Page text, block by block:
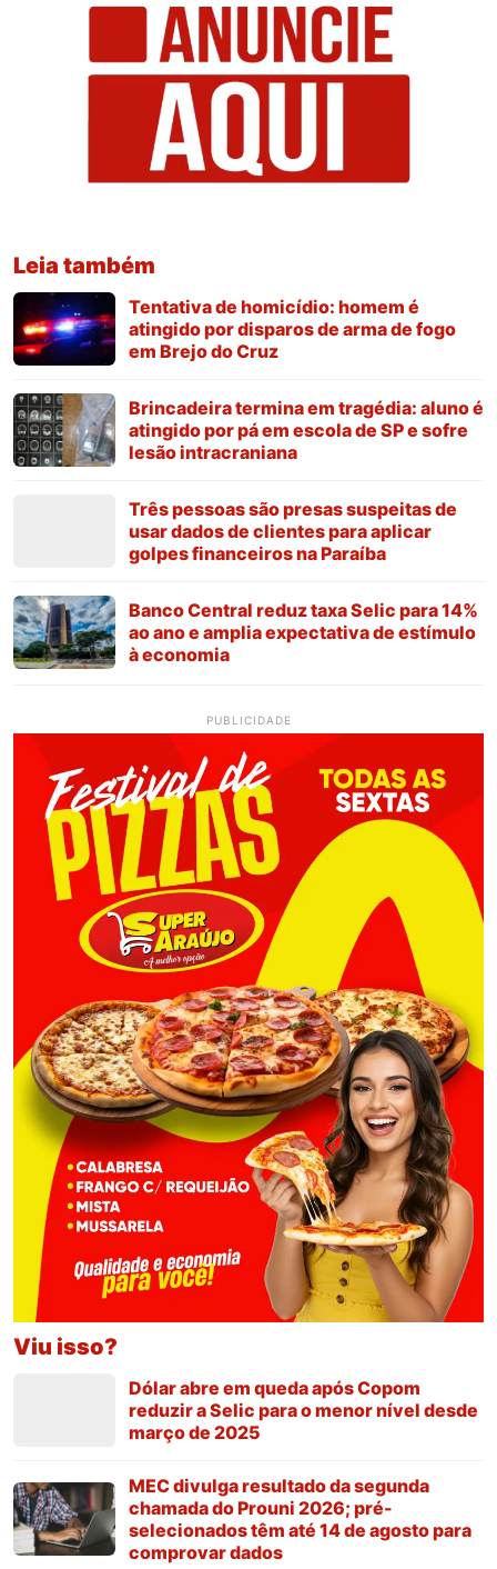
Leia também
Tentativa de homicídio: homem é
atingido por disparos de arma de fogo
em Brejo do Cruz
Brincadeira termina em tragédia: aluno é
atingido por pá em escola de SP e sofre
lesão intracraniana
Três pessoas são presas suspeitas de
usar dados de clientes para aplicar
golpes financeiros na Paraíba
Banco Central reduz taxa Selic para 14%
ao ano e amplia expectativa de estímulo
à economia
PUBLICIDADE
Viu isso?
Dólar abre em queda após Copom
reduzir a Selic para o menor nível desde
março de 2025
MEC divulga resultado da segunda
chamada do Prouni 2026; pré-
selecionados têm até 14 de agosto para
comprovar dados